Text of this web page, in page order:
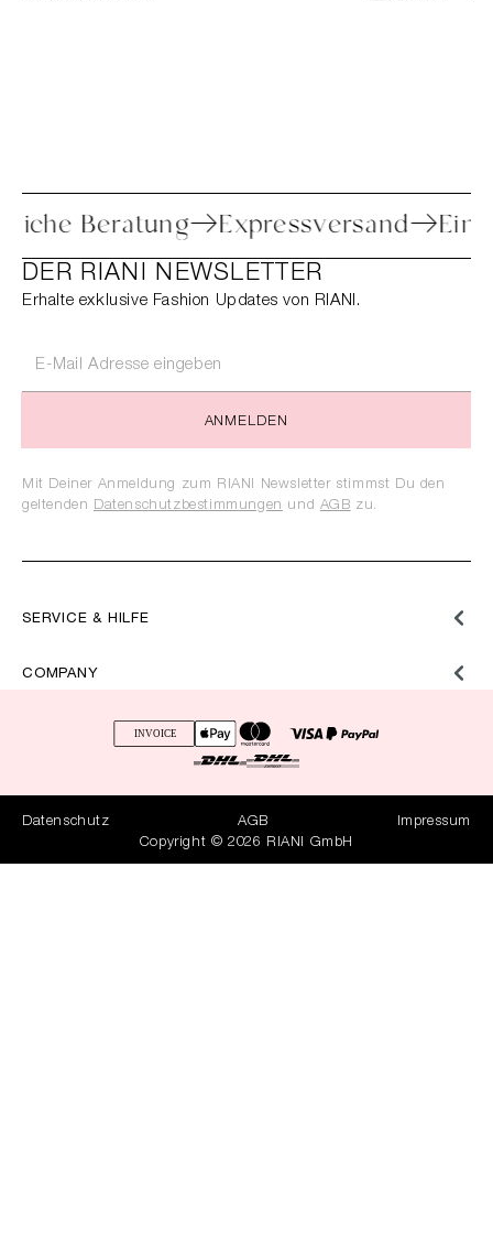
Persönliche Beratung Expressversand
SERVICE & HILFE
COMPANY
DER RIANI NEWSLETTER
Erhalte exklusive Fashion Updates von RIANI.
ANMELDEN
Mit Deiner Anmeldung zum RIANI Newsletter stimmst Du den
geltenden Datenschutzbestimmungen und AGB zu.
Datenschutz AGB
Impressum
Copyright © 2026 RIANI GmbH